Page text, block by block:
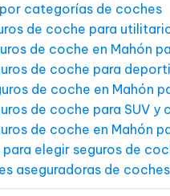
categorías de coches
de coche para
de coche en Mahón
de coche para
de coche en Mahón
de coche para SUV y
de coche en Mahón
elegir seguros de
aseguradoras de